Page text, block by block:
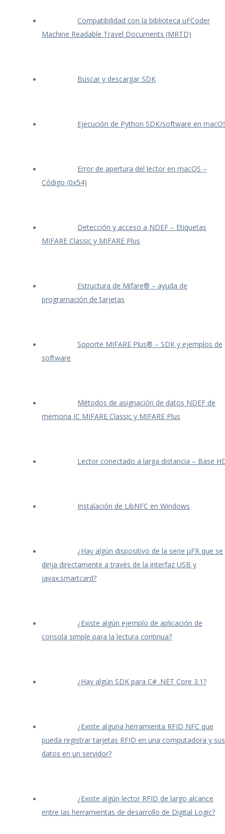
Compatibilidad con la biblioteca uFCoder
Machine Readable Travel Documents (MRTD)
Buscar y descargar SDK
Ejecución de Python SDK/software en
Error de apertura del lector en macOS –
Código (0x54)
Detección y acceso a NDEF – Etiquetas
MIFARE Classic y MIFARE Plus
Estructura de Mifare® – ayuda de
programación de tarjetas
Soporte MIFARE Plus® – SDK y ejemplos de
software
Métodos de asignación de datos NDEF de
memoria IC MIFARE Classic y MIFARE Plus
Lector conectado a larga distancia – Base
Instalación de LibNFC en Windows
¿Hay algún dispositivo de la serie μFR que se
dirija directamente a través de la interfaz USB y
javax.smartcard?
¿Existe algún ejemplo de aplicación de
consola simple para la lectura continua?
¿Hay algún SDK para C# .NET Core 3.1?
¿Existe alguna herramienta RFID NFC que
pueda registrar tarjetas RFID en una computadora y sus
datos en un servidor?
¿Existe algún lector RFID de largo alcance
entre las herramientas de desarrollo de Digital Logic?